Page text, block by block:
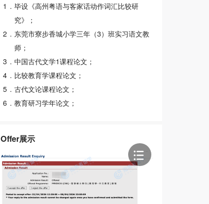
1 . 毕设《高州粤语与客家话动作词汇比较研
究》；
2 . 东莞市寮步香城小学三年（3）班实习语文教
师；
3 . 中国古代文学1课程论文；
4 . 比较教育学课程论文；
5 . 古代文论课程论文；
6 . 教育研习学年论文；
Offer展示